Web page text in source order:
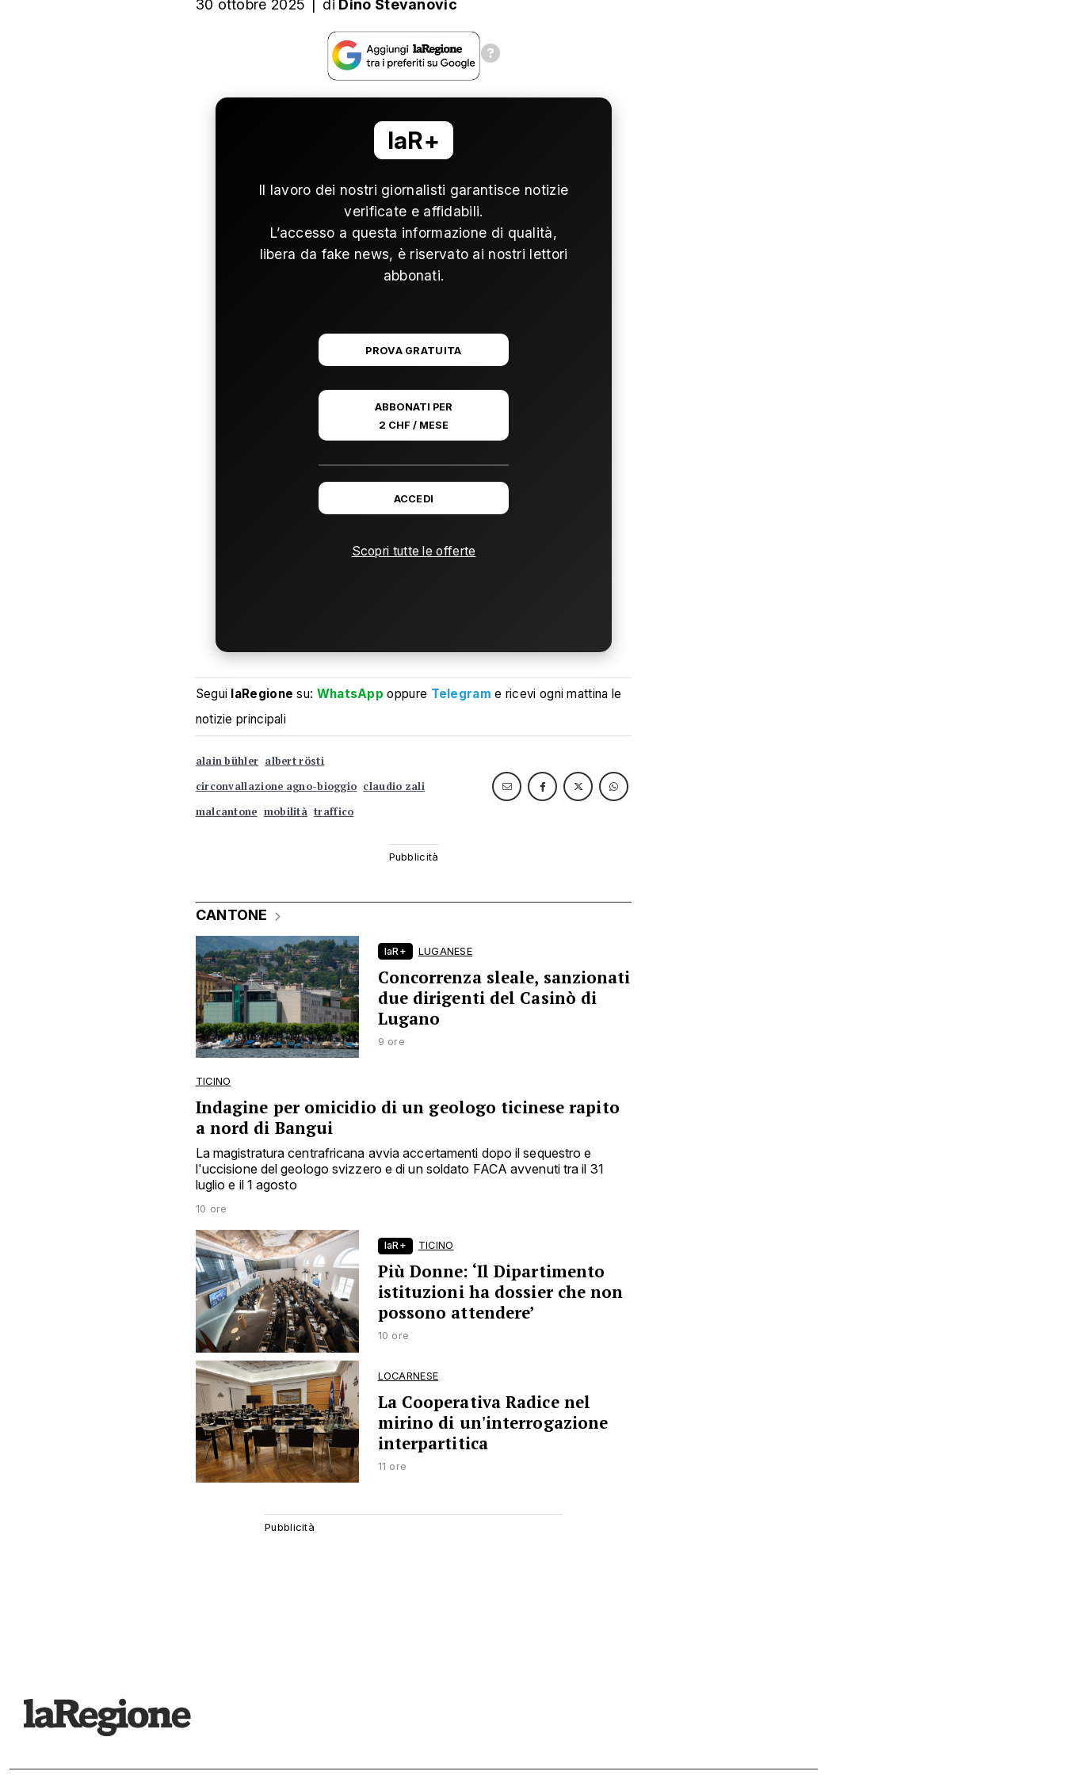
30 ottobre 2025 di Dino Stevanovic
laR+
Il lavoro dei nostri giornalisti garantisce notizie
verificate e affidabili.
L’accesso a questa informazione di qualità,
libera da fake news, è riservato ai nostri lettori
abbonati.
PROVA GRATUITA
ABBONATI PER
2 CHF / MESE
ACCEDI
Scopri tutte le offerte
Segui laRegione su: WhatsApp oppure Telegram e ricevi ogni mattina le
notizie principali
alain bühler albert rösti
circonvallazione agno-bioggio claudio zali
malcantone mobilità traffico
CANTONE
laR+ LUGANESE
Concorrenza sleale, sanzionati
due dirigenti del Casinò di
Lugano
9 ore
TICINO
Indagine per omicidio di un geologo ticinese rapito
a nord di Bangui
La magistratura centrafricana avvia accertamenti dopo il sequestro e
l'uccisione del geologo svizzero e di un soldato FACA avvenuti tra il 31
luglio e il 1 agosto
10 ore
laR+ TICINO
Più Donne: ‘Il Dipartimento
istituzioni ha dossier che non
possono attendere’
10 ore
LOCARNESE
La Cooperativa Radice nel
mirino di un'interrogazione
interpartitica
11 ore